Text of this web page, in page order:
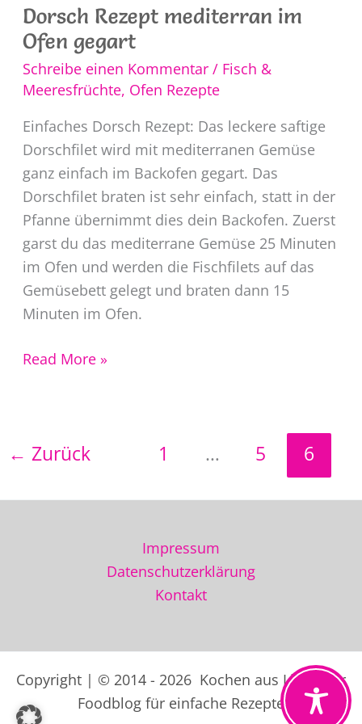
Dorsch Rezept mediterran im
Ofen gegart
Schreibe einen Kommentar / Fisch &
Meeresfrüchte, Ofen Rezepte
Einfaches Dorsch Rezept: Das leckere saftige
Dorschfilet wird mit mediterranen Gemüse
ganz einfach im Backofen gegart. Das
Dorschfilet braten ist sehr einfach, statt in der
Pfanne übernimmt dies dein Backofen. Zuerst
garst du das mediterrane Gemüse 25 Minuten
im Ofen und werden die Fischfilets auf das
Gemüsebett gelegt und braten dann 15
Minuten im Ofen.
Dorsch
Ofen
Read More »
← Zurück 1 … 5 6
Impressum
Datenschutzerklärung
Kontakt
Copyright | © 2014 - 2026 Kochen aus Liebe der
Foodblog für einfache Rezepte